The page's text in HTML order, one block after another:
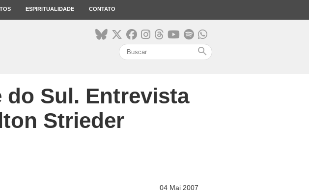
ESPIRITUALIDADE CONTATO
search
do Sul. Entrevista
Strieder
04 Mai 2007